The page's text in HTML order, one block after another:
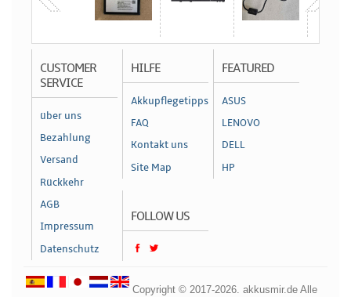
CUSTOMER
SERVICE
über uns
Bezahlung
Versand
Rückkehr
AGB
Impressum
Datenschutz
HILFE
Akkupflegetipps
FAQ
Kontakt uns
Site Map
FEATURED
ASUS
LENOVO
DELL
HP
FOLLOW US
Copyright © 2017-2026. akkusmir.de Alle